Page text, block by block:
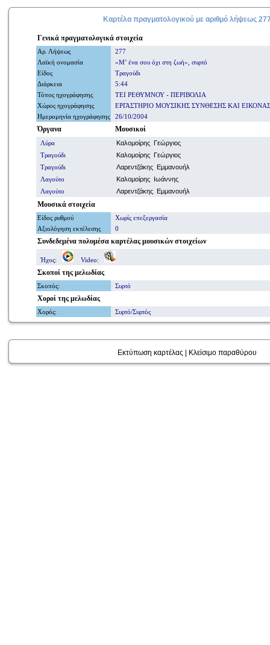
Καρτέλα πραγματολογικού με αριθμόλήψεως
Γενικά πραγματολογικά στοιχεία
Αρ. Λήψεως
277
Λαϊκή ονομασία
«Μ’ ένα σου όχι στη ζωή», συρτό
Είδος
Τραγούδι
Διάρκεια
5:44
Τόπος ηχογράφησης
ΤΕΙ ΡΕΘΥΜΝΟΥ - ΠΕΡΙΒΟΛΙΑ
Χώρος ηχογράφησης
ΕΡΓΑΣΤΗΡΙΟ ΜΟΥΣΙΚΗΣ ΣΥΝΘΕΣΗΣ ΚΑΙ ΕΙΚΟΝΑΣ
Ημερομηνία ηχογράφησης 26/10/2004
Όργανα Μουσικοί
Λύρα
Καλομοίρης Γεώργιος
Τραγούδι
Καλομοίρης Γεώργιος
Τραγούδι
Λαρεντζάκης Εμμανουήλ
Λαγούτο
Καλομοίρης Ιωάννης
Λαγούτο
Λαρεντζάκης Εμμανουήλ
Μουσικά στοιχεία
Είδος ρυθμού
Χωρίς επεξεργασία
Αξιολόγηση εκτέλεσης
0
Συνδεδεμένα πολυμέσα καρτέλας μουσικών στοιχείων
Ήχος: Video:
Σκοποί της μελωδίας
Σκοπός: Συρτό
Χοροί της μελωδίας
Χορός: Συρτό/Συρτός
Εκτύπωση καρτέλας Κλείσιμο παραθύρου